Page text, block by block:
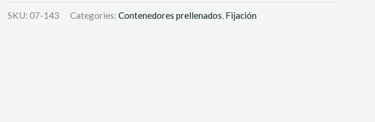
SKU: 07-143 Categories: Contenedores prellenados, Fijación